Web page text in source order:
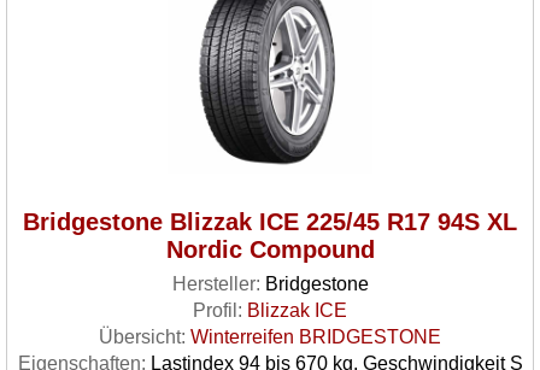
Bridgestone Blizzak ICE 225/45 R17 94S XL
Nordic Compound
Hersteller: Bridgestone
Profil: Blizzak ICE
Übersicht: Winterreifen BRIDGESTONE
Eigenschaften: Lastindex 94 bis 670 kg, Geschwindigkeit S